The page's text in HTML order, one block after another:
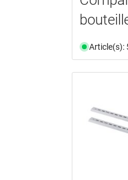
Article(s):